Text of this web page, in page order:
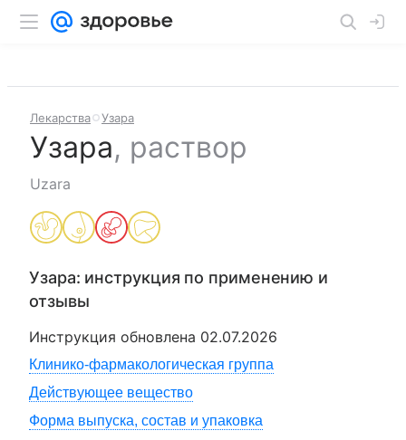
Лекарства Узара
Узара, раствор
Uzara
Узара: инструкция по применению и
отзывы
Инструкция обновлена 02.07.2026
Клинико-фармакологическая группа
Действующее вещество
Форма выпуска, состав и упаковка